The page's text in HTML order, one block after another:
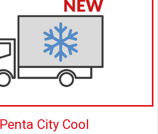
Penta City Cool